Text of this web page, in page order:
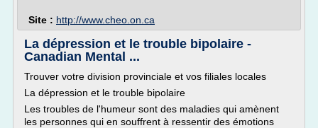
Site : http://www.cheo.on.ca
La dépression et le trouble bipolaire -
Canadian Mental ...
Trouver votre division provinciale et vos filiales locales
La dépression et le trouble bipolaire
Les troubles de l'humeur sont des maladies qui amènent
les personnes qui en souffrent à ressentir des émotions